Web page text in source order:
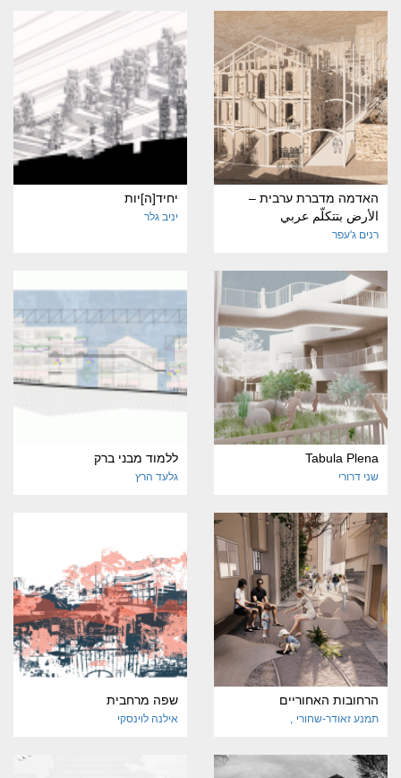
האדמה מדברת ערבית –
الأرض بتتكلّم عربي
רנים ג'עפר
יחיד[ה]יות
יניב גלר
Tabula Plena
שני דרורי
ללמוד מבני ברק
גלעד הרץ
הרחובות האחוריים
תמנע זאודר-שחורי
שפה מרחבית
אילנה לוינסקי